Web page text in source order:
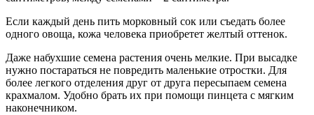
Если каждый день пить морковный сок или съедать более
одного овоща, кожа человека приобретет желтый оттенок.
Даже набухшие семена растения очень мелкие. При высадке
нужно постараться не повредить маленькие отростки. Для
более легкого отделения друг от друга пересыпаем семена
крахмалом. Удобно брать их при помощи пинцета с мягким
наконечником.